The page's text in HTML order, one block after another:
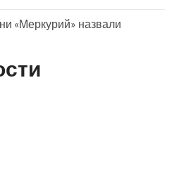
«Меркурий» назвали